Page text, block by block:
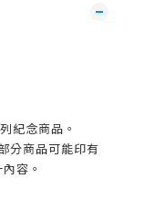
紀念商品。
分商品可能印有
容。